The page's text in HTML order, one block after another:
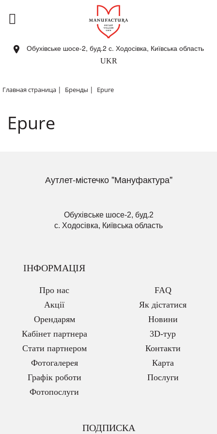
Обухівське шосе-2, буд.2 с. Ходосівка, Київська область
UKR
Главная страница | Бренды | Epure
Epure
Аутлет-містечко "Мануфактура"
Обухівське шосе-2, буд.2
с. Ходосівка, Київська область
ІНФОРМАЦІЯ
Про нас
Акції
Орендарям
Кабінет партнера
Стати партнером
Фотогалерея
Графік роботи
Фотопослуги
FAQ
Як дістатися
Новини
3D-тур
Контакти
Карта
Послуги
ПОДПИСКА